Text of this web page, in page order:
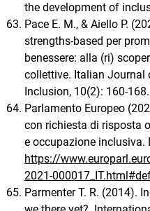
the development of
Pace E. M., & Aiello P.
strengths-based per
benessere: alla (ri)
collettive. Italian Journal
Inclusion, 10(2): 160-168.
Parlamento Europeo
con richiesta di risposta
e occupazione inclusiva.
https://
2021-
Parmenter T. R. (2014).